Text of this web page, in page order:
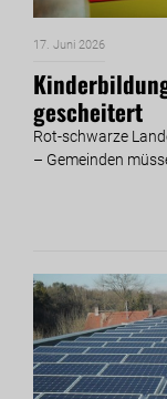
17. Juni 2026
gescheitert
Rot-schwarze
– Gemeinden